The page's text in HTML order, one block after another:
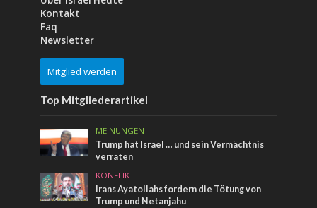
Kontakt
Faq
Newsletter
Mitglied werden
Top Mitgliederartikel
MEINUNGEN
Trump hat Israel … und sein Vermächtnis
verraten
KONFLIKT
Irans Ayatollahs fordern die Tötung von
Trump und Netanjahu